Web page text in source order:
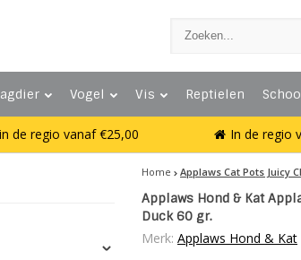
Vogel Vis Reptielen
de regio vanaf €25,00 In de regio
Home Applaws Cat Pots Juicy
Applaws Hond & Kat
Duck 60 gr.
Merk: Applaws Hond & Kat